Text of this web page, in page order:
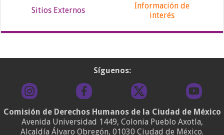
Sitios Externos
Información de
interés
Síguenos:
Comisión de Derechos Humanos de la Ciudad de México
Avenida Universidad 1449, Colonia Pueblo Axotla,
Alcaldía Álvaro Obregón, 01030 Ciudad de México.